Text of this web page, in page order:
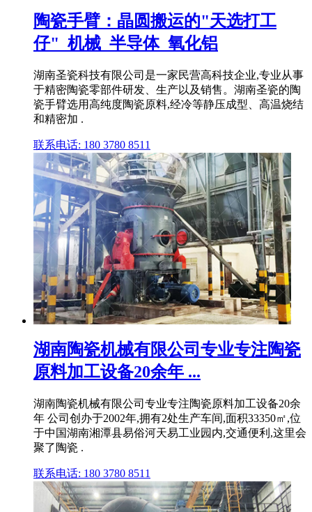
陶瓷手臂：晶圆搬运的"天选打工
仔"_机械_半导体_氧化铝
湖南圣瓷科技有限公司是一家民营高科技企业,专业从事
于精密陶瓷零部件研发、生产以及销售。湖南圣瓷的陶
瓷手臂选用高纯度陶瓷原料,经冷等静压成型、高温烧结
和精密加 .
联系电话: 180 3780 8511
湖南陶瓷机械有限公司专业专注陶瓷
原料加工设备20余年 ...
湖南陶瓷机械有限公司专业专注陶瓷原料加工设备20余
年 公司创办于2002年,拥有2处生产车间,面积33350㎡,位
于中国湖南湘潭县易俗河天易工业园内,交通便利,这里会
聚了陶瓷 .
联系电话: 180 3780 8511